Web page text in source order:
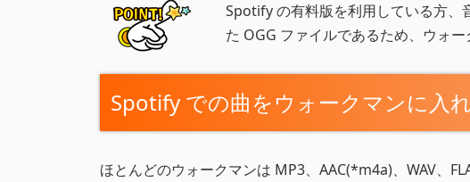
Spotify の有料版を利用している方、
た OGG ファイルであるため、ウォー
Spotify での曲をウォークマンに入
ほとんどのウォークマンは MP3、AAC(*m4a)、WAV、